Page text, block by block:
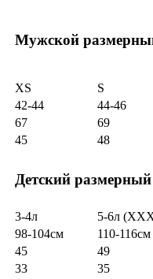
Мужской
XS
S
42-44
44-46
67
69
45 48
Детский
3-4л
5-6л
98-104см
110-116см
45
49
33 35